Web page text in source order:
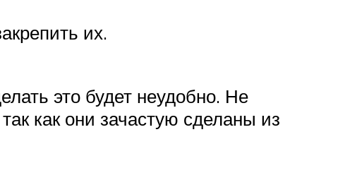
их.
это будет неудобно. Не
как они зачастую сделаны из